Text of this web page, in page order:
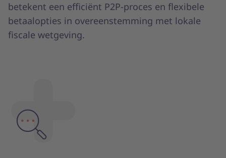
betekent een efficiënt P2P-proces en flexibele
betaalopties in overeenstemming met lokale
fiscale wetgeving.